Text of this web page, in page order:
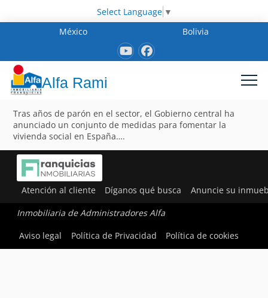
Select Language ▼
México
Bolivia
Alfa Rami
Tras años de parón en el sector, el Gobierno central ha
anunciado un conjunto de medidas para fomentar la
vivienda social en España….
Atención al cliente Díganos qué busca Anuncie su
Inmobiliaria de Administradores Alfa
Aviso legal
Política de Privacidad Política de cookies